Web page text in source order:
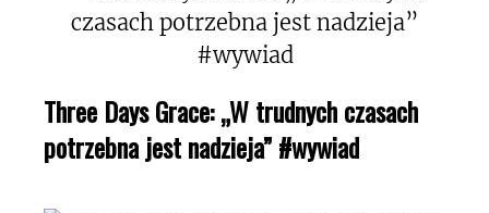
Three Days Grace: „W trudnych czasach
potrzebna jest nadzieja” #wywiad